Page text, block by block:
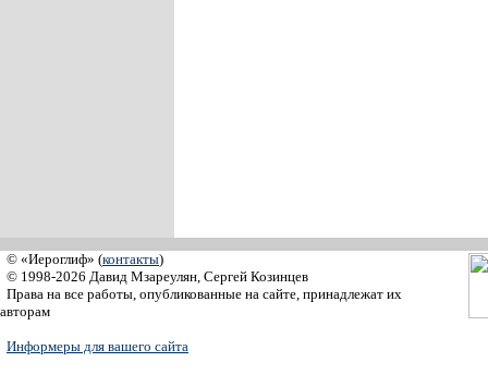
© «Иероглиф» (контакты)
© 1998-2026 Давид Мзареулян, Сергей Козинцев
Права на все работы, опубликованные на сайте, принадлежат их
авторам
Информеры для вашего сайта